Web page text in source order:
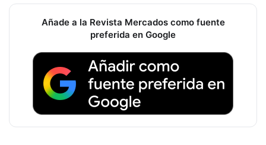
Añade a la Revista Mercados como fuente
preferida en Google